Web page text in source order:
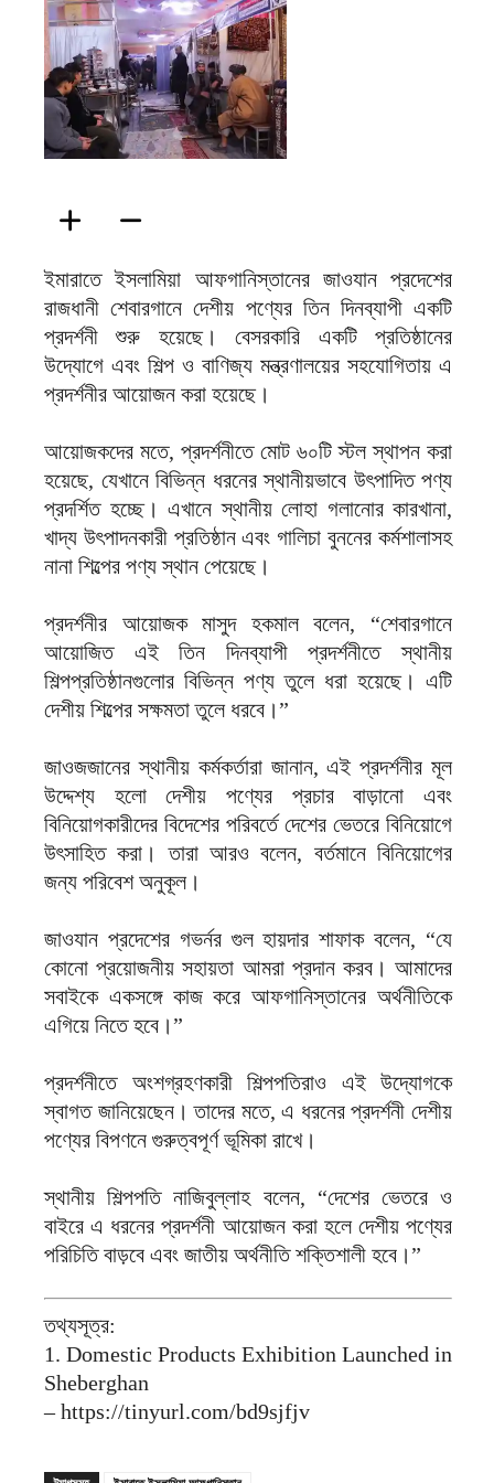
ফিরদাউস
ইমারাতে ইসলামিয়া আফগানিস্তানের জাওযান প্রদেশের
রাজধানী শেবারগানে দেশীয় পণ্যের তিন দিনব্যাপী একটি
প্রদর্শনী শুরু হয়েছে। বেসরকারি একটি প্রতিষ্ঠানের
উদ্যোগে এবং শিল্প ও বাণিজ্য মন্ত্রণালয়ের সহযোগিতায় এ
প্রদর্শনীর আয়োজন করা হয়েছে।
আয়োজকদের মতে, প্রদর্শনীতে মোট ৬০টি স্টল স্থাপন করা
হয়েছে, যেখানে বিভিন্ন ধরনের স্থানীয়ভাবে উৎপাদিত পণ্য
প্রদর্শিত হচ্ছে। এখানে স্থানীয় লোহা গলানোর কারখানা,
খাদ্য উৎপাদনকারী প্রতিষ্ঠান এবং গালিচা বুননের কর্মশালাসহ
নানা শিল্পের পণ্য স্থান পেয়েছে।
প্রদর্শনীর আয়োজক মাসুদ হকমাল বলেন, “শেবারগানে
আয়োজিত এই তিন দিনব্যাপী প্রদর্শনীতে স্থানীয়
শিল্পপ্রতিষ্ঠানগুলোর বিভিন্ন পণ্য তুলে ধরা হয়েছে। এটি
দেশীয় শিল্পের সক্ষমতা তুলে ধরবে।”
জাওজজানের স্থানীয় কর্মকর্তারা জানান, এই প্রদর্শনীর মূল
উদ্দেশ্য হলো দেশীয় পণ্যের প্রচার বাড়ানো এবং
বিনিয়োগকারীদের বিদেশের পরিবর্তে দেশের ভেতরে বিনিয়োগে
উৎসাহিত করা। তারা আরও বলেন, বর্তমানে বিনিয়োগের
জন্য পরিবেশ অনুকূল।
জাওযান প্রদেশের গভর্নর গুল হায়দার শাফাক বলেন, “যে
কোনো প্রয়োজনীয় সহায়তা আমরা প্রদান করব। আমাদের
সবাইকে একসঙ্গে কাজ করে আফগানিস্তানের অর্থনীতিকে
এগিয়ে নিতে হবে।”
প্রদর্শনীতে অংশগ্রহণকারী শিল্পপতিরাও এই উদ্যোগকে
স্বাগত জানিয়েছেন। তাদের মতে, এ ধরনের প্রদর্শনী দেশীয়
পণ্যের বিপণনে গুরুত্বপূর্ণ ভূমিকা রাখে।
স্থানীয় শিল্পপতি নাজিবুল্লাহ বলেন, “দেশের ভেতরে ও
বাইরে এ ধরনের প্রদর্শনী আয়োজন করা হলে দেশীয় পণ্যের
পরিচিতি বাড়বে এবং জাতীয় অর্থনীতি শক্তিশালী হবে।”
তথ্যসূত্র:
1. Domestic Products Exhibition Launched in
Sheberghan
– https://tinyurl.com/bd9sjfjv